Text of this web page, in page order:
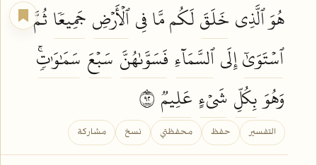
هُوَ ٱلَّذِيخَلَقَلَكُم مَّا فِيٱلۡأَرۡضِ جَمِيعٗا ثُمَّ
ٱسۡتَوَىٰٓإِلَىٱلسَّمَآءِ فَسَوَّىٰهُنَّ سَبۡعَ سَمَٰوَٰتٖۚ
وَهُوَ بِكُلِّ شَيۡءٍعَلِيمٞ
التفسير حفظ محفظتي نسخ مشاركة